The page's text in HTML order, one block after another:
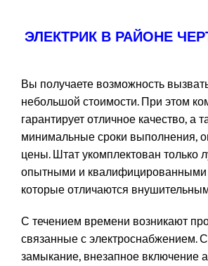
ЭЛЕКТРИК В РАЙОНЕ
Вы получаете возможность
небольшой стоимости. При этом
гарантирует отличное качество, а
минимальные сроки выполнения,
цены. Штат укомплектован только
опытными и квалифицированными
которые отличаются
С течением времени возникают
связанные с электроснабжением.
замыкание, внезапное включение